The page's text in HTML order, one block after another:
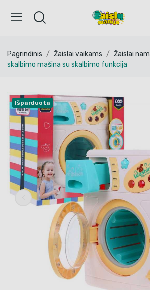
Pagrindinis Žaislai vaikams Žaislai
skalbimo mašina su skalbimo funkcija
Išparduota